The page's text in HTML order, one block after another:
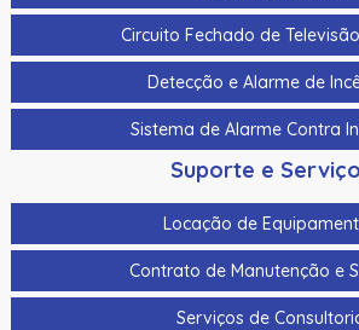
Circuito Fechado de
Detecção e Alarme de
Sistema de Alarme Contra
Suporte e
Locação de
Contrato de Manutenção e
Serviços de